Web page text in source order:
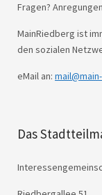
Fragen?
MainRiedberg ist
den sozialen
eMail an:
Das